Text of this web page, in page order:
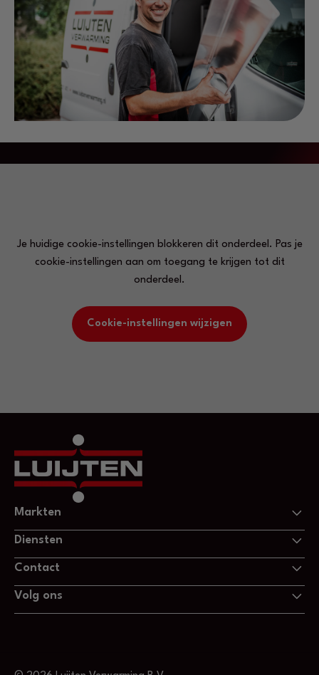
Je huidige cookie-instellingen blokkeren dit onderdeel. Pas je
cookie-instellingen aan om toegang te krijgen tot dit
onderdeel.
Cookie-instellingen wijzigen
Markten
Diensten
Contact
Volg ons